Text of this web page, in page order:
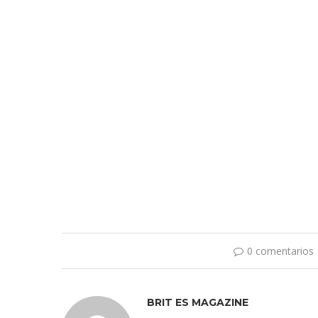
0 comentarios
BRIT ES MAGAZINE